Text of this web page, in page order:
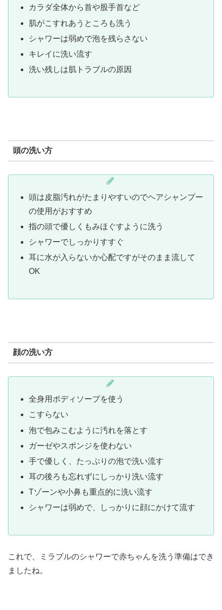
カラダ全体から首や股手首など
肌がこすれあうところも洗う
シャワーは弱めで泡を残らさない
キレイに洗い流す
洗い残しは肌トラブルの原因
頭の洗い方
頭は皮脂汚れがたまりやすいのでヘアシャンプー
の使用がおすすめ
指の頭で優しくもみほぐすように洗う
シャワーでしっかりすすぐ
耳に水が入らないか心配ですがそのまま流して
OK
顔の洗い方
全身用ボディソープを使う
こすらない
泡で包みこむように汚れを落とす
ガーゼやスポンジを使わない
手で優しく、たっぷりの泡で洗い流す
耳の後ろも忘れずにしっかり洗い流す
Tゾーンや小鼻も重点的に洗い流す
シャワーは弱めで、しっかりに顔にかけて流す
これで、ミラブルのシャワーで赤ちゃんを洗う準備はでき
ましたね。